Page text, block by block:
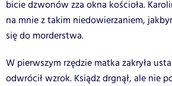
bicie dzwonów zza okna kościoła.
na mnie z takim niedowierzaniem,
się do morderstwa.
W pierwszym rzędzie matka zakryła
odwrócił wzrok. Ksiądz drgnął, ale nie